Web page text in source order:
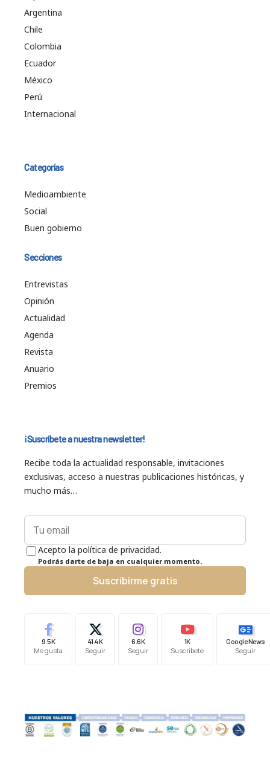
Argentina
Chile
Colombia
Ecuador
México
Perú
Internacional
Categorías
Medioambiente
Social
Buen gobierno
Secciones
Entrevistas
Opinión
Actualidad
Agenda
Revista
Anuario
Premios
¡Suscríbete a nuestra newsletter!
Recibe toda la actualidad responsable, invitaciones
exclusivas, acceso a nuestras publicaciones históricas, y
mucho más…
Acepto la política de privacidad.
Podrás darte de baja en cualquier momento.
Suscribirme gratis
9.5K
Me gusta
41.4K
Seguir
6.6K
Seguir
1K
Suscríbete
Google News
Seguir